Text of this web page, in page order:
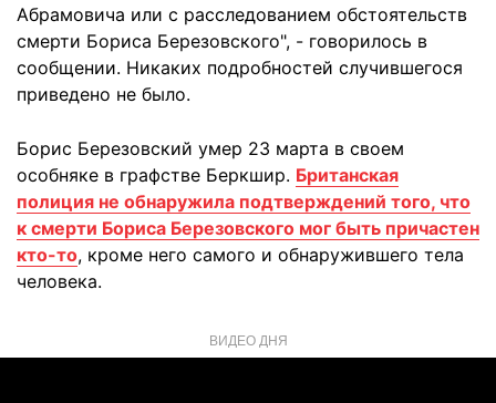
Абрамовича или с расследованием обстоятельств
смерти Бориса Березовского", - говорилось в
сообщении. Никаких подробностей случившегося
приведено не было.
Борис Березовский умер 23 марта в своем
особняке в графстве Беркшир. Британская
полиция не обнаружила подтверждений того, что
к смерти Бориса Березовского мог быть причастен
кто-то, кроме него самого и обнаружившего тела
человека.
ВИДЕО ДНЯ